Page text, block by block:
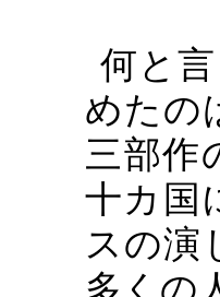
何と
めたの
三部作
十カ国
スの演
多くの